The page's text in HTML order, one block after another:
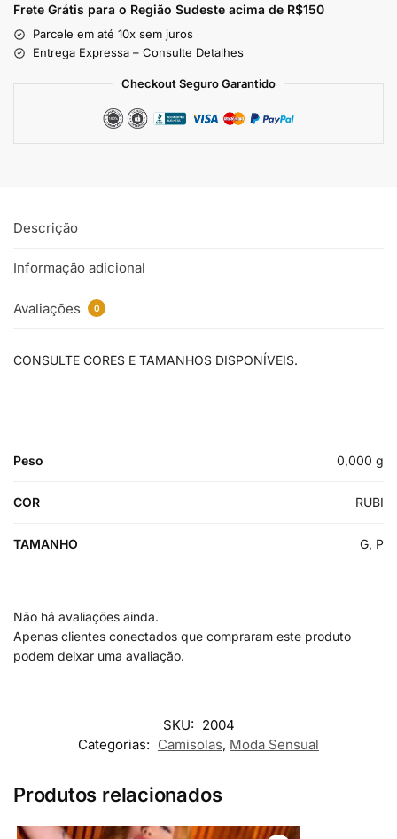
Frete Grátis para o Região Sudeste acima de R$150
Parcele em até 10x sem juros
Entrega Expressa – Consulte Detalhes
Checkout Seguro Garantido
Descrição
Informação adicional
Avaliações 0
CONSULTE CORES E TAMANHOS DISPONÍVEIS.
Peso 0,000 g
COR RUBI
TAMANHO G, P
Não há avaliações ainda.
Apenas clientes conectados que compraram este produto
podem deixar uma avaliação.
SKU: 2004
Categorias: Camisolas, Moda Sensual
Produtos relacionados